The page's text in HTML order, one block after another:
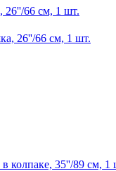
26''/66 см, 1 шт.
колпаке, 35''/89 см, 1